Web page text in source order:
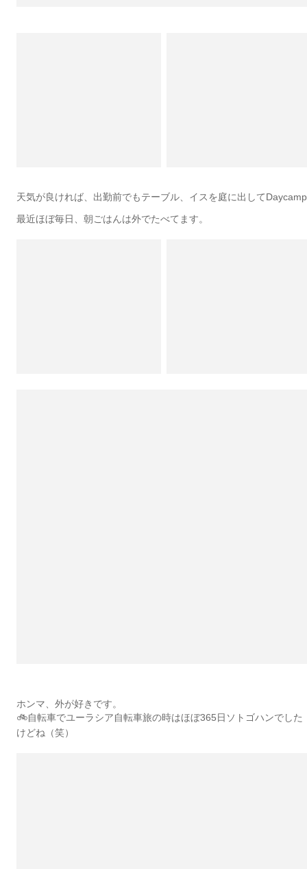
天気が良ければ、出勤前でもテーブル、イスを庭に出してDaycamp
最近ほぼ毎日、朝ごはんは外でたべてます。
ホンマ、外が好きです。
🚲自転車でユーラシア自転車旅の時はほぼ365日ソトゴハンでした
けどね（笑）